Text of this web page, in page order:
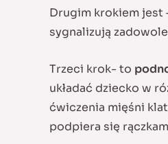
Drugim krokiem jest
sygnalizują
Trzeci krok- to
układać dziecko w
ćwiczenia mięśni
podpiera się